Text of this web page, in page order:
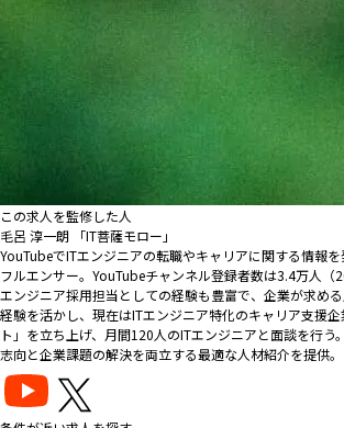
この求人を監修した人
毛呂 淳一朗 「IT菩薩モロー」
YouTubeでITエンジニアの転職やキャリアに関する情報
フルエンサー。YouTubeチャンネル登録者数は3.4万人（
エンジニア採用担当としての経験も豊富で、企業が求め
経験を活かし、現在はITエンジニア特化のキャリア支援
ト」を立ち上げ、月間120人のITエンジニアと面談を行う
志向と企業課題の解決を両立する最適な人材紹介を提供。